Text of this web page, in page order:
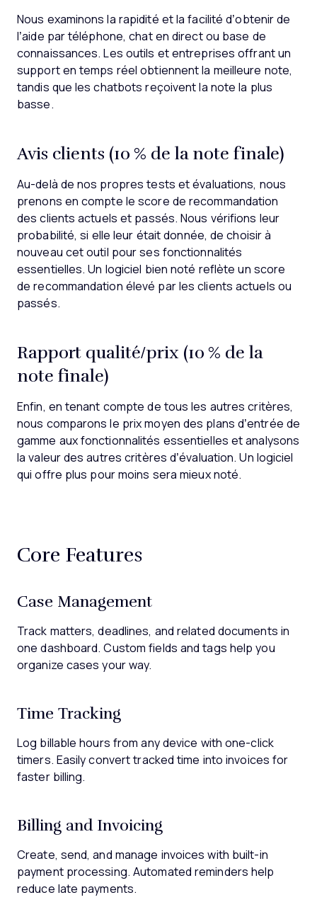
Nous examinons la rapidité et la facilité d’obtenir de
l’aide par téléphone, chat en direct ou base de
connaissances. Les outils et entreprises offrant un
support en temps réel obtiennent la meilleure note,
tandis que les chatbots reçoivent la note la plus
basse.
Avis clients (10 % de la note finale)
Au-delà de nos propres tests et évaluations, nous
prenons en compte le score de recommandation
des clients actuels et passés. Nous vérifions leur
probabilité, si elle leur était donnée, de choisir à
nouveau cet outil pour ses fonctionnalités
essentielles. Un logiciel bien noté reflète un score
de recommandation élevé par les clients actuels ou
passés.
Rapport qualité/prix (10 % de la
note finale)
Enfin, en tenant compte de tous les autres critères,
nous comparons le prix moyen des plans d’entrée de
gamme aux fonctionnalités essentielles et analysons
la valeur des autres critères d’évaluation. Un logiciel
qui offre plus pour moins sera mieux noté.
Core Features
Case Management
Track matters, deadlines, and related documents in
one dashboard. Custom fields and tags help you
organize cases your way.
Time Tracking
Log billable hours from any device with one-click
timers. Easily convert tracked time into invoices for
faster billing.
Billing and Invoicing
Create, send, and manage invoices with built-in
payment processing. Automated reminders help
reduce late payments.